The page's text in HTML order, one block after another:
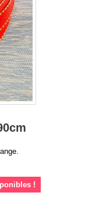
!